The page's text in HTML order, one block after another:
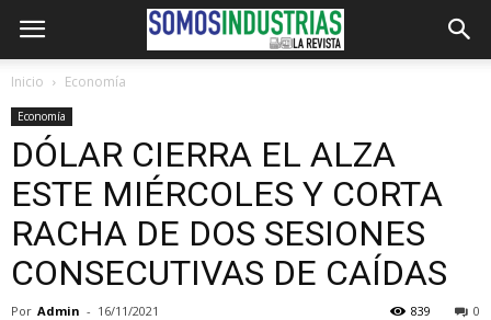
Inicio Economía
Economía
DÓLAR CIERRA EL ALZA
ESTE MIÉRCOLES Y CORTA
RACHA DE DOS SESIONES
CONSECUTIVAS DE CAÍDAS
Por Admin - 16/11/2021 0
839